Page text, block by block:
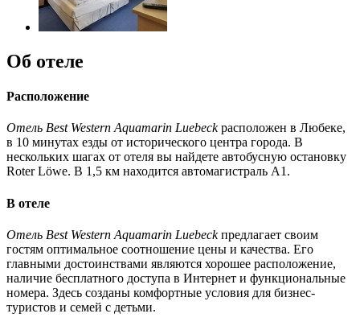
Об отеле
Расположение
Отель Best Western Aquamarin Luebeckрасположен в Любеке,
в 10 минутах езды от исторического центра города. В
нескольких шагах от отеля вы найдете автобусную остановку
Roter Löwe. В 1,5 км находится автомагистраль А1.
В отеле
Отель Best Western Aquamarin Luebeckпредлагает своим
гостям оптимальное соотношение цены и качества. Его
главными достоинствами являются хорошее расположение,
наличие бесплатного доступа в Интернет и функциональные
номера. Здесь созданы комфортные условия для бизнес-
туристов и семей с детьми.